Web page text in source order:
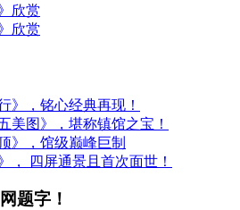
欣赏
欣赏
》，铭心经典再现！
美图》，堪称镇馆之宝！
》，馆级巅峰巨制
， 四屏通景且首次面世！
题字！